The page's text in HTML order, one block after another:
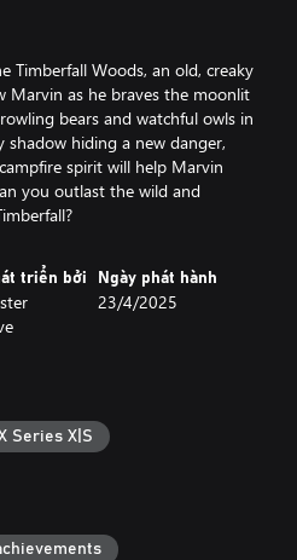
Timberfall Woods, an old, creaky
Marvin as he braves the moonlit
bears and watchful owls in
hiding a new danger,
spirit will help Marvin
you outlast the wild and
triển bởi Ngày phát hành
23/4/2025
Series X|S